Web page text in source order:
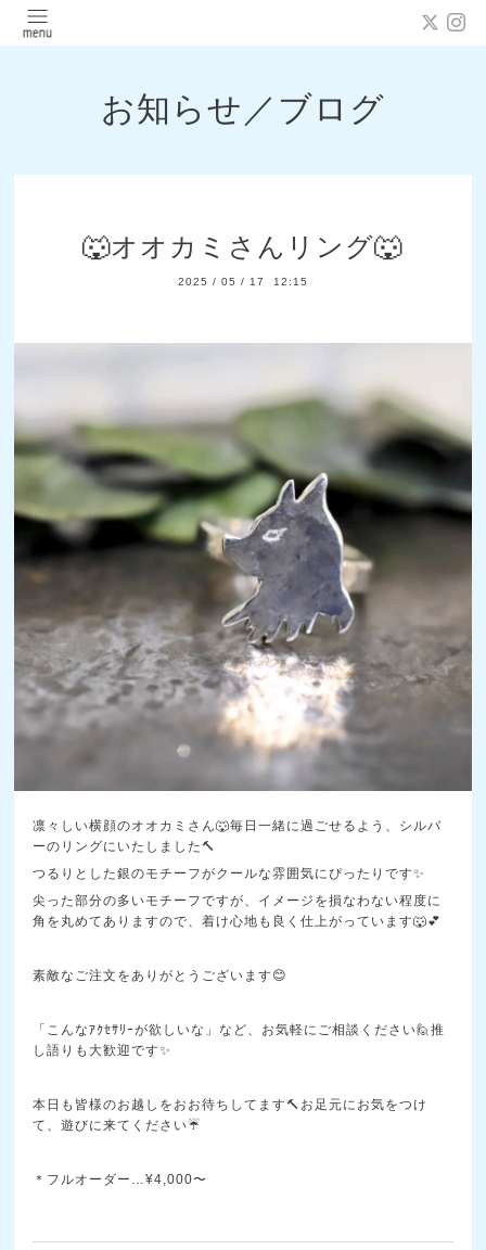
お知らせ／ブログ
🐺オオカミさんリング🐺
2025 / 05 / 17 12:15
凛々しい横顔のオオカミさん🐺毎日一緒に過ごせるよう、シルバ
ーのリングにいたしました🔨
つるりとした銀のモチーフがクールな雰囲気にぴったりです✨
尖った部分の多いモチーフですが、イメージを損なわない程度に
角を丸めてありますので、着け心地も良く仕上がっています🐺💕
素敵なご注文をありがとうございます😊
「こんなｱｸｾｻﾘｰが欲しいな」など、お気軽にご相談ください🙋推
し語りも大歓迎です✨
本日も皆様のお越しをおお待ちしてます🔨お足元にお気をつけ
て、遊びに来てください☔
＊フルオーダー…¥4,000〜